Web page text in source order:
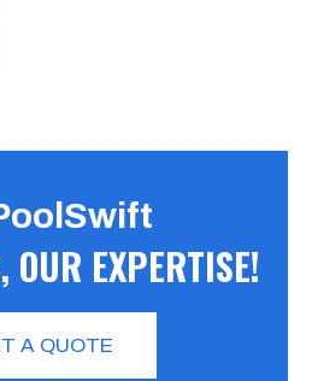
OUR EXPERTISE!
A QUOTE